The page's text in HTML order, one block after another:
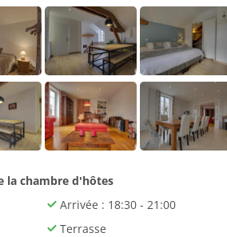
la chambre d'hôtes
Arrivée : 18:30 - 21:00
Terrasse